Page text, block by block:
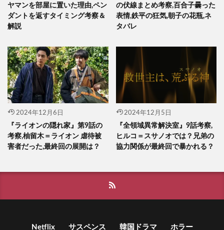
ヤマンを部屋に置いた理由,ペン
ダントを返すタイミング考察＆
解説
の伏線まとめ考察,百合子曇った
表情,鉄平の狂気,朝子の花瓶,ネ
タバレ
2024年12月6日
『ライオンの隠れ家』第9話の
考察,柚留木＝ライオン 虐待被
害者だった,最終回の展開は？
2024年12月5日
『全領域異常解決室』9話考察,
ヒルコ＝スサノオでは？兄弟の
協力関係が最終回で暴かれる？
Netflix サスペンス 韓国ドラマ ホラー